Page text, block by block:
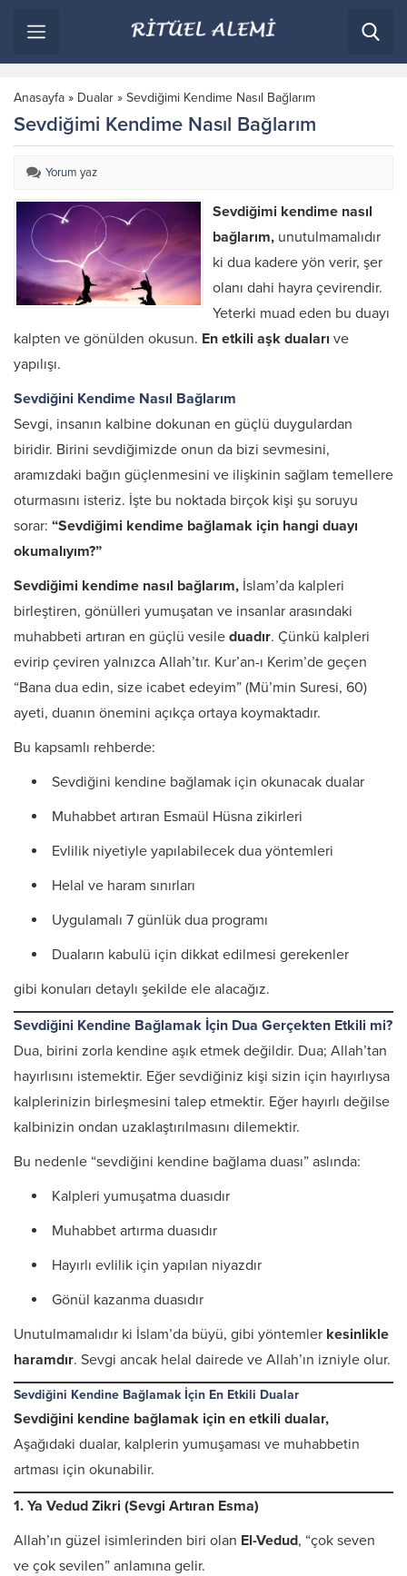
Anasayfa » Dualar » Sevdiğimi Kendime Nasıl Bağlarım
Sevdiğimi Kendime Nasıl Bağlarım
Yorum yaz
Sevdiğimi kendime nasıl
bağlarım, unutulmamalıdır
ki dua kadere yön verir, şer
olanı dahi hayra çevirendir.
Yeterki muad eden bu duayı
kalpten ve gönülden okusun. En etkili aşk duaları ve
yapılışı.
Sevdiğini Kendime Nasıl Bağlarım
Sevgi, insanın kalbine dokunan en güçlü duygulardan
biridir. Birini sevdiğimizde onun da bizi sevmesini,
aramızdaki bağın güçlenmesini ve ilişkinin sağlam temellere
oturmasını isteriz. İşte bu noktada birçok kişi şu soruyu
sorar: “Sevdiğimi kendime bağlamak için hangi duayı
okumalıyım?”
Sevdiğimi kendime nasıl bağlarım, İslam’da kalpleri
birleştiren, gönülleri yumuşatan ve insanlar arasındaki
muhabbeti artıran en güçlü vesile duadır. Çünkü kalpleri
evirip çeviren yalnızca Allah’tır. Kur’an-ı Kerim’de geçen
“Bana dua edin, size icabet edeyim” (Mü’min Suresi, 60)
ayeti, duanın önemini açıkça ortaya koymaktadır.
Bu kapsamlı rehberde:
Sevdiğini kendine bağlamak için okunacak dualar
Muhabbet artıran Esmaül Hüsna zikirleri
Evlilik niyetiyle yapılabilecek dua yöntemleri
Helal ve haram sınırları
Uygulamalı 7 günlük dua programı
Duaların kabulü için dikkat edilmesi gerekenler
gibi konuları detaylı şekilde ele alacağız.
Sevdiğini Kendine Bağlamak İçin Dua Gerçekten Etkili mi?
Dua, birini zorla kendine aşık etmek değildir. Dua; Allah’tan
hayırlısını istemektir. Eğer sevdiğiniz kişi sizin için hayırlıysa
kalplerinizin birleşmesini talep etmektir. Eğer hayırlı değilse
kalbinizin ondan uzaklaştırılmasını dilemektir.
Bu nedenle “sevdiğini kendine bağlama duası” aslında:
Kalpleri yumuşatma duasıdır
Muhabbet artırma duasıdır
Hayırlı evlilik için yapılan niyazdır
Gönül kazanma duasıdır
Unutulmamalıdır ki İslam’da büyü, gibi yöntemler kesinlikle
haramdır. Sevgi ancak helal dairede ve Allah’ın izniyle olur.
Sevdiğini Kendine Bağlamak İçin En Etkili Dualar
Sevdiğini kendine bağlamak için en etkili dualar,
Aşağıdaki dualar, kalplerin yumuşaması ve muhabbetin
artması için okunabilir.
1. Ya Vedud Zikri (Sevgi Artıran Esma)
Allah’ın güzel isimlerinden biri olan El-Vedud, “çok seven
ve çok sevilen” anlamına gelir.